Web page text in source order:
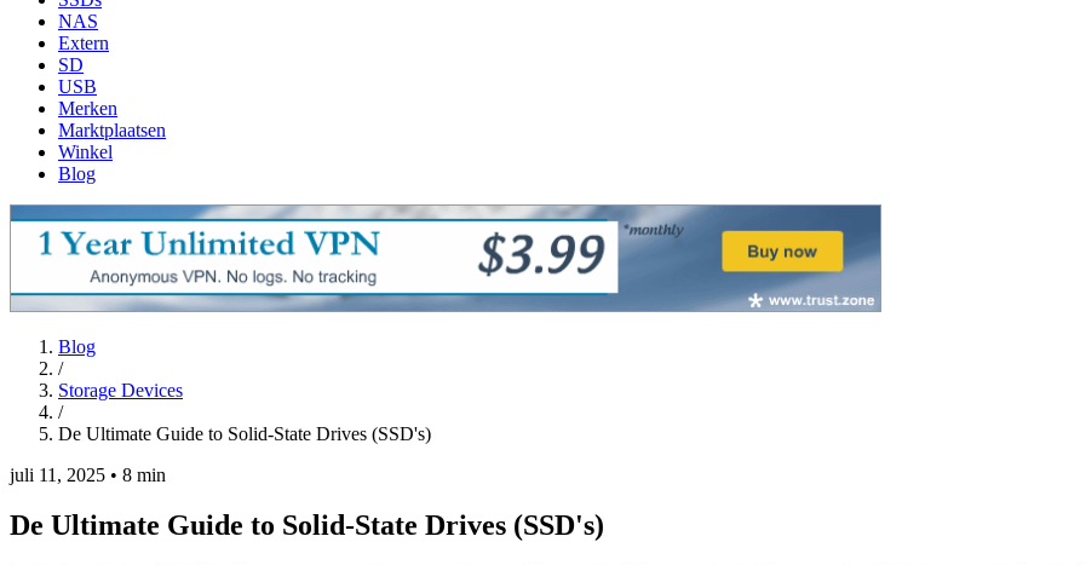
NAS
Extern
SD
USB
Merken
Marktplaatsen
Winkel
Blog
Blog
/
Storage Devices
/
De Ultimate Guide to Solid-State Drives (SSD's)
juli 11, 2025 • 8 min
De Ultimate Guide to Solid-State Drives (SSD's)